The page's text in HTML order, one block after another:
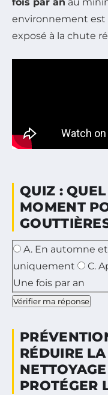
fois par an au
environnement
exposé à la chute
QUIZ :
MOMENT
Choisissez une
A. En automne
uniquement
C.
Une fois par an
Vérifier ma réponse
RÉDUIRE
PROTÉGER